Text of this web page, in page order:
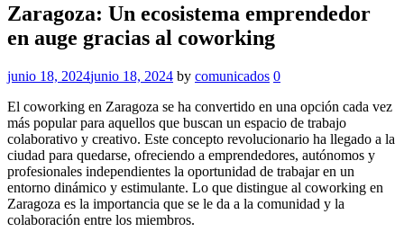
Zaragoza: Un ecosistema emprendedor
en auge gracias al coworking
junio 18, 2024junio 18, 2024 by comunicados 0
El coworking en Zaragoza se ha convertido en una opción cada vez
más popular para aquellos que buscan un espacio de trabajo
colaborativo y creativo. Este concepto revolucionario ha llegado a la
ciudad para quedarse, ofreciendo a emprendedores, autónomos y
profesionales independientes la oportunidad de trabajar en un
entorno dinámico y estimulante. Lo que distingue al coworking en
Zaragoza es la importancia que se le da a la comunidad y la
colaboración entre los miembros.